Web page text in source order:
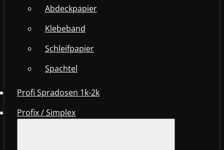
Abdeckpapier
Klebeband
Schleifpapier
Spachtel
Profi Spradosen 1k-2k
Profix / Simplex